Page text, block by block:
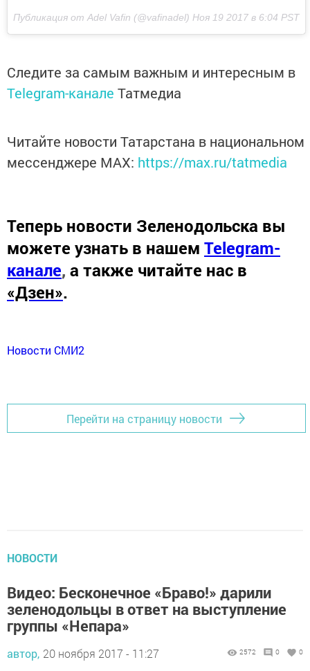
Публикация от Adel Vafin (@vafinadel) Ноя 19 2017 в 6:04 PST
Следите за самым важным и интересным в
Telegram-канале Татмедиа
Читайте новости Татарстана в национальном
мессенджере MАХ: https://max.ru/tatmedia
Теперь новости Зеленодольска вы
можете узнать в нашем Telegram-
канале, а также читайте нас в
«Дзен».
Новости СМИ2
Перейти на страницу новости
НОВОСТИ
Видео: Бесконечное «Браво!» дарили
зеленодольцы в ответ на выступление
группы «Непара»
автор, 20 ноября 2017 - 11:27 2572 0 0